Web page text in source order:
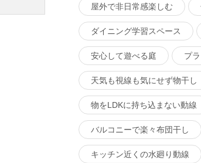
屋外で非日常感楽しむ
ダイニング学習スペース
安心して遊べる庭 プ
天気も視線も気にせず物干し
物をLDKに持ち込まない動線
バルコニーで楽々布団干し
キッチン近くの水廻り動線